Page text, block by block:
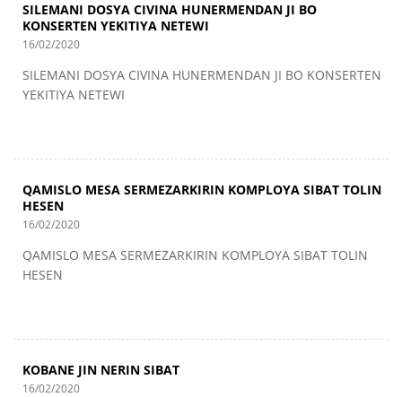
SILEMANI DOSYA CIVINA HUNERMENDAN JI BO
KONSERTEN YEKITIYA NETEWI
16/02/2020
SILEMANI DOSYA CIVINA HUNERMENDAN JI BO KONSERTEN
YEKITIYA NETEWI
QAMISLO MESA SERMEZARKIRIN KOMPLOYA SIBAT TOLIN
HESEN
16/02/2020
QAMISLO MESA SERMEZARKIRIN KOMPLOYA SIBAT TOLIN
HESEN
KOBANE JIN NERIN SIBAT
16/02/2020